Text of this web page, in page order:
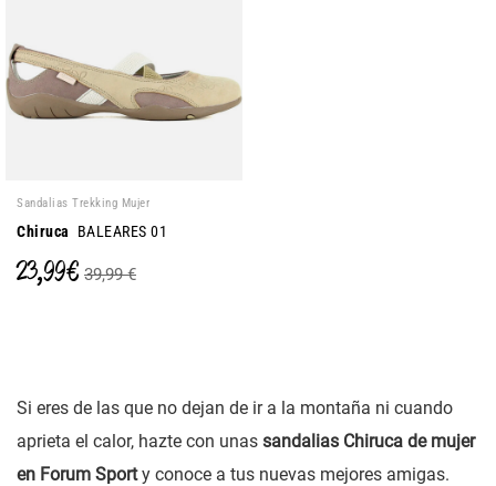
Sandalias Trekking Mujer
Chiruca BALEARES 01
23,99 € 39,99 €
Si eres de las que no dejan de ir a la montaña ni cuando
aprieta el calor, hazte con unas sandalias Chiruca de mujer
en Forum Sporty conoce a tus nuevas mejores amigas.